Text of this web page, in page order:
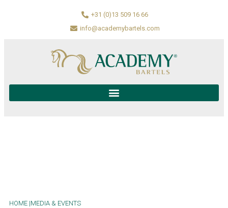
+31 (0)13 509 16 66
info@academybartels.com
HOME |MEDIA & EVENTS